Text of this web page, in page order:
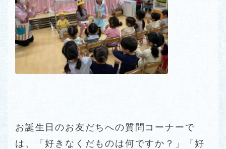
お誕生日のお友だちへの質問コーナーで
は、「好きなくだものは何ですか？」「好